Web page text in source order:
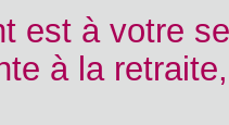
est à votre
à la